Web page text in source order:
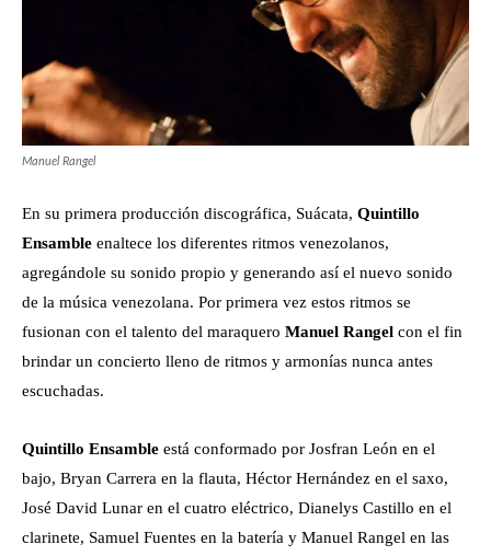
Manuel Rangel
En su primera producción discográfica, Suácata, Quintillo
Ensamble enaltece los diferentes ritmos venezolanos,
agregándole su sonido propio y generando así el nuevo sonido
de la música venezolana. Por primera vez estos ritmos se
fusionan con el talento del maraquero Manuel Rangel con el fin
brindar un concierto lleno de ritmos y armonías nunca antes
escuchadas.
Quintillo Ensamble está conformado por Josfran León en el
bajo, Bryan Carrera en la flauta, Héctor Hernández en el saxo,
José David Lunar en el cuatro eléctrico, Dianelys Castillo en el
clarinete, Samuel Fuentes en la batería y Manuel Rangel en las